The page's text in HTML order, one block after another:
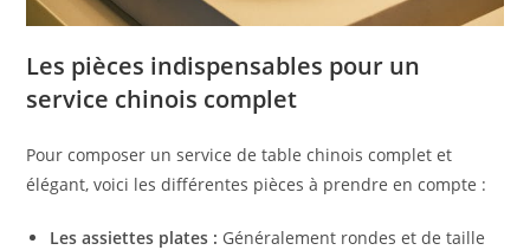
Les pièces indispensables pour un
service chinois complet
Pour composer un service de table chinois complet et
élégant, voici les différentes pièces à prendre en compte :
Les assiettes plates : Généralement rondes et de taille